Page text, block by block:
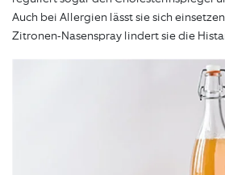
Auch bei Allergien lässt sie sich
Zitronen-Nasenspray lindert sie die